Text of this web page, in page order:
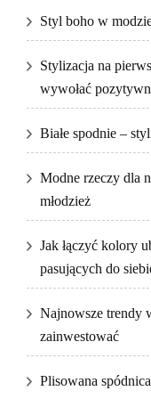
Styl boho w
Stylizacja na
wywołać
Białe spodnie –
Modne rzeczy dla
młodzież
Jak łączyć kolory
pasujących do
Najnowsze trendy
zainwestować
Plisowana